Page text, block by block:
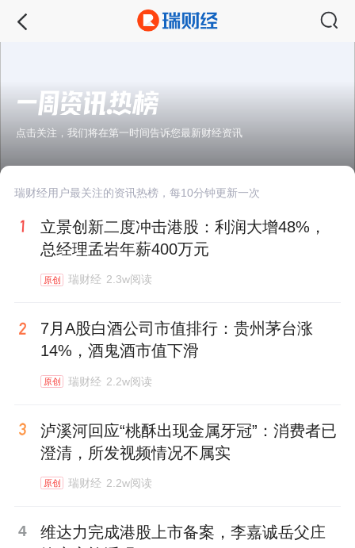
点击关注，我们将在第一时间告诉您最新财经资讯
瑞财经用户最关注的资讯热榜，每10分钟更新一次
立景创新二度冲击港股：利润大增48%，
总经理孟岩年薪400万元
原创 瑞财经 2.3w阅读
7月A股白酒公司市值排行：贵州茅台涨
14%，酒鬼酒市值下滑
原创 瑞财经 2.2w阅读
泸溪河回应“桃酥出现金属牙冠”：消费者已
澄清，所发视频情况不属实
原创 瑞财经 2.2w阅读
4
维达力完成港股上市备案，李嘉诚岳父庄